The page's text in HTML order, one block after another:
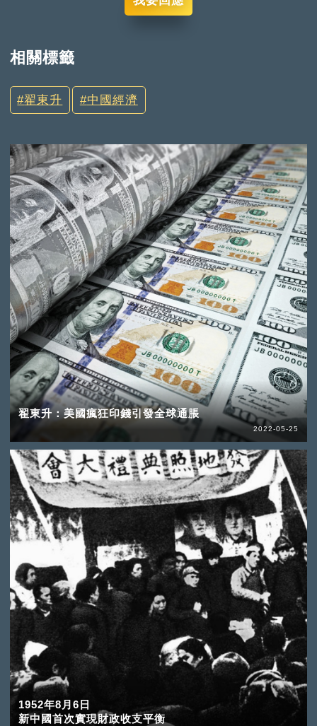
相關標籤
翟東升 中國經濟
翟東升：美國瘋狂印錢引發全球通脹
2022-05-25
1952年8月6日
新中國首次實現財政收支平衡